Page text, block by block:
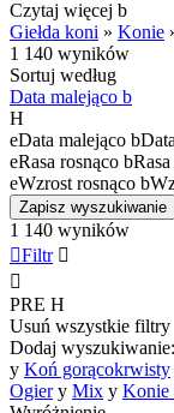
Czytaj więcej b
Giełda koni » Konie
1 140 wyników
Sortuj według
Data malejąco b
H
eData malejąco b
eRasa rosnąco b
eWzrost rosnąco b
Zapisz wyszukiwanie
1 140 wyników
Filtr 

PRE H
Usuń wszystkie filtry
Dodaj wyszukiwanie:
y Koń gorącokrwisty
Ogier y Mix y Konie